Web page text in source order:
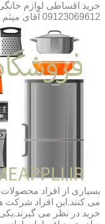
خرید اقساطی لوازم
09123069612 آقای میثم افسری
بسیاری از افراد
می کنند.این افراد شرکت
خرید در نظر می